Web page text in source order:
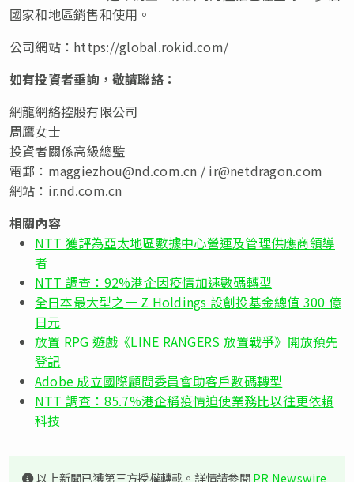
國家和地區銷售和使用。
公司網站： https://global.rokid.com/
如有投資者垂詢，敬請聯絡：
網龍網絡控股有限公司
周鷹女士
投資者關係高級總監
電郵： maggiezhou@nd.com.cn / ir@netdragon.com
網站：ir.nd.com.cn
相關內容
NTT 獲評為亞太地區數據中心營運及管理供應商領導
者
NTT 調查：92%港企因疫情加速數碼轉型
全日本最大型之一 Z Holdings 設創投基金總值 300 億
日元
放置 RPG 遊戲《LINE RANGERS 放置戰爭》開放預先
登記
Adobe 成立國際顧問委員會助客戶數碼轉型
NTT 調查：85.7%港企稱疫情迫使業務比以往更依賴
科技
以上新聞已獲第三方授權轉載。詳情請參閱PR Newswire